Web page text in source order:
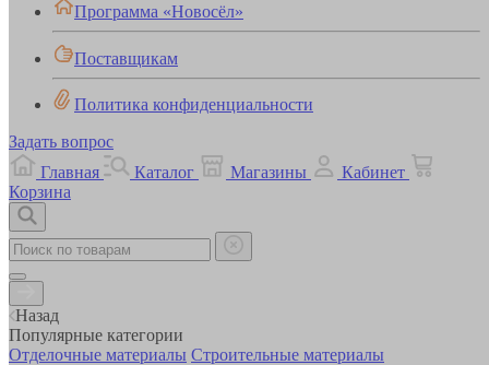
Программа «Новосёл»
Поставщикам
Политика конфиденциальности
Задать вопрос
Главная
Каталог Магазины
Кабинет
Корзина
Назад
Популярные категории
Отделочные материалы Строительные материалы